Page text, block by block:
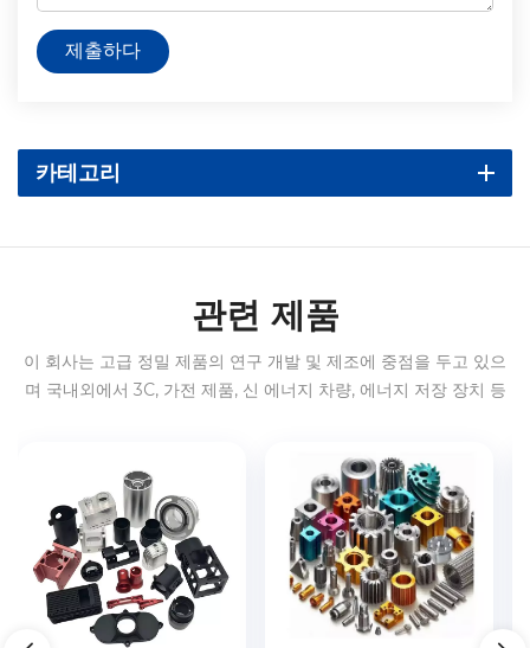
제출하다
카테고리
관련 제품
이 회사는 고급 정밀 제품의 연구 개발 및 제조에 중점을 두고 있으
며 국내외에서 3C, 가전 제품, 신 에너지 차량, 에너지 저장 장치 등